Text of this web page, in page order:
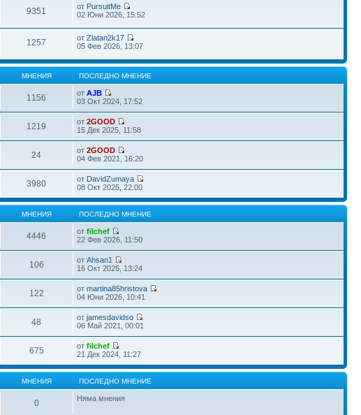
9351 от PursuitMe
02 Юни 2026, 15:52
1257 отZlatan2k17
05 Фев 2026, 13:07
МНЕНИЯ ПОСЛЕДНО МНЕНИЕ
1156 отAJB
03 Окт 2024, 17:52
1219 от2GOOD
15 Дек 2025, 11:58
24 от2GOOD
04 Фев 2021, 16:20
3980 от DavidZumaya
08 Окт 2025, 22:00
МНЕНИЯ ПОСЛЕДНО МНЕНИЕ
4446 отfilchef
22 Фев 2026, 11:50
106 отAhsan1
16 Окт 2025, 13:24
122 отmartina85hristova
04 Юни 2026, 10:41
48 отjamesdavidso
06 Май 2021, 00:01
675 отfilchef
21 Дек 2024, 11:27
МНЕНИЯ ПОСЛЕДНО МНЕНИЕ
0 Няма мнения